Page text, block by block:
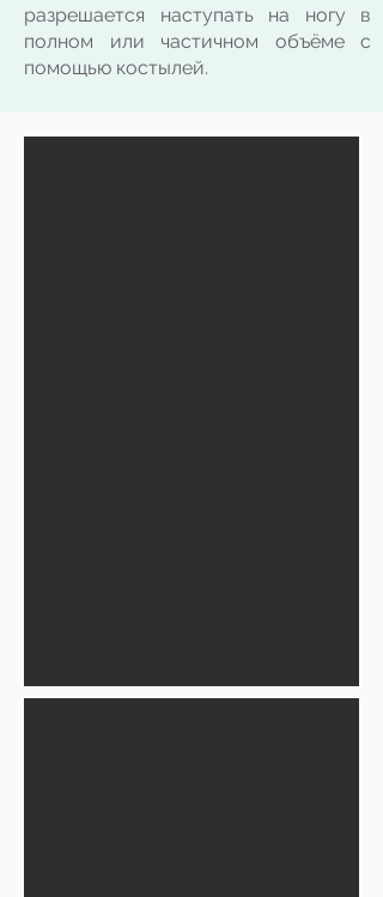
разрешается наступать на ногу в
полном или частичном объёме с
помощью костылей.